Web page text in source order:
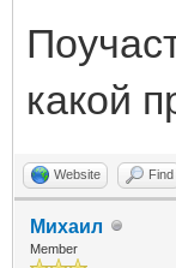
какой
Website Find
Михаил
Member